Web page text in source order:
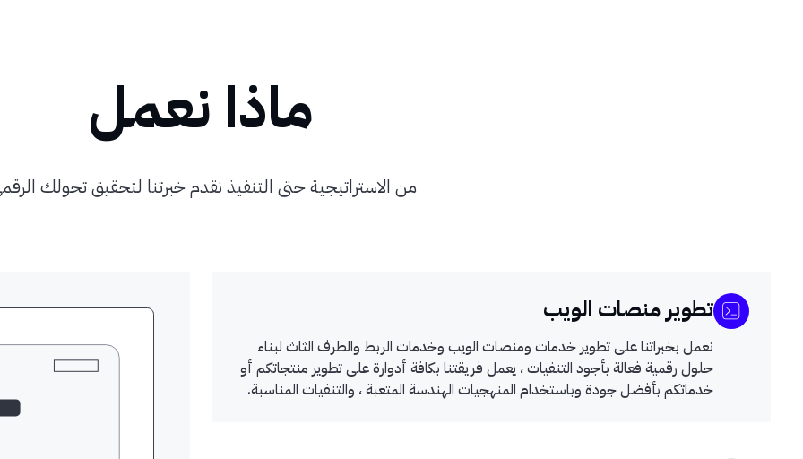
ماذا نعمل
من الاستراتيجية حتى التنفيذ نقدم خبرتنا لتحقيق تحولك
تطوير منصات الويب
نعمل بخبراتنا على تطوير خدمات ومنصات الويب وخدمات الربط والطرف الثاث لبناء
حلول رقمية فعالة بأجود التنفيات ، يعمل فريقتنا بكافة أدوارة على تطوير منتجاتكم أو
خدماتكم بأفضل جودة وباستخدام المنهجيات الهندسة المتعبة ، والتنفيات المناسبة.